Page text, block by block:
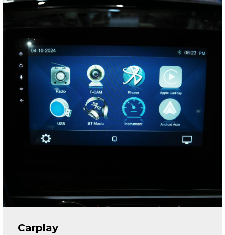
Carplay